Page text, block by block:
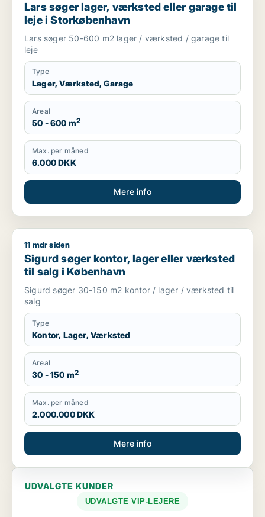
Lars søger lager, værksted eller garage til
leje i Storkøbenhavn
Lars søger 50-600 m2 lager / værksted / garage til
leje
Type
Lager, Værksted, Garage
Areal
50 - 600 m2
Max. per måned
6.000 DKK
Mere info
Sigurd søger kontor, lager eller værksted til salg i
11 mdr siden
Sigurd søger kontor, lager eller værksted
til salg i København
Sigurd søger 30-150 m2 kontor / lager / værksted til
salg
Type
Kontor, Lager, Værksted
Areal
30 - 150 m2
Max. per måned
2.000.000 DKK
Mere info
UDVALGTE KUNDER
UDVALGTE VIP-LEJERE